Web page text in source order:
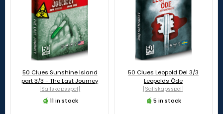
50 Clues Sunshine Island
part 3/3 - The Last Journey
[Sällskapsspel]
11 in stock
50 Clues Leopold Del 3/3
Leopolds Öde
[Sällskapsspel]
5 in stock